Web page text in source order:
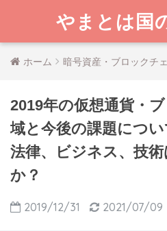
やまとは国
ホーム 暗号資産・ブロックチ
2019年の仮想通貨・
域と今後の課題につい
法律、ビジネス、技
か？
2019/12/31 2021/07/09